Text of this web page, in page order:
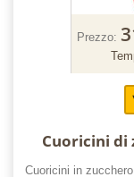
Prezzo:
Cuoricini di
Cuoricini in